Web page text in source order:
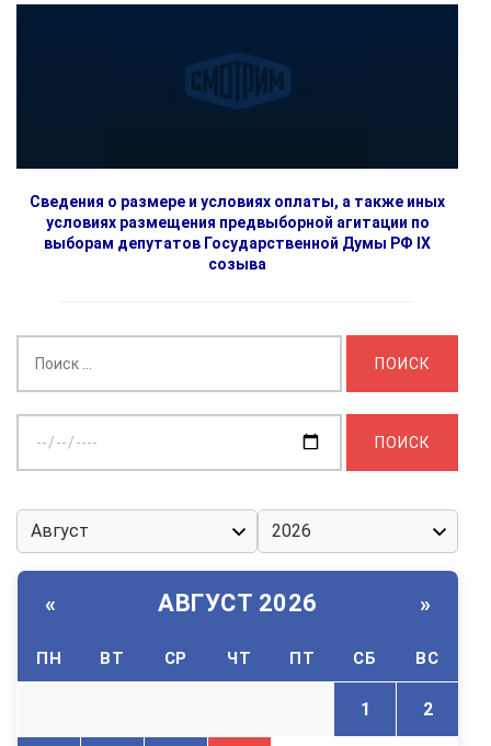
Сведения о размере и условиях оплаты, а также иных
условиях размещения предвыборной агитации по
выборам депутатов Государственной Думы РФ IX
созыва
дату:
« АВГУСТ 2026 »
ПН ВТ СР ЧТ ПТ СБ ВС
1 2